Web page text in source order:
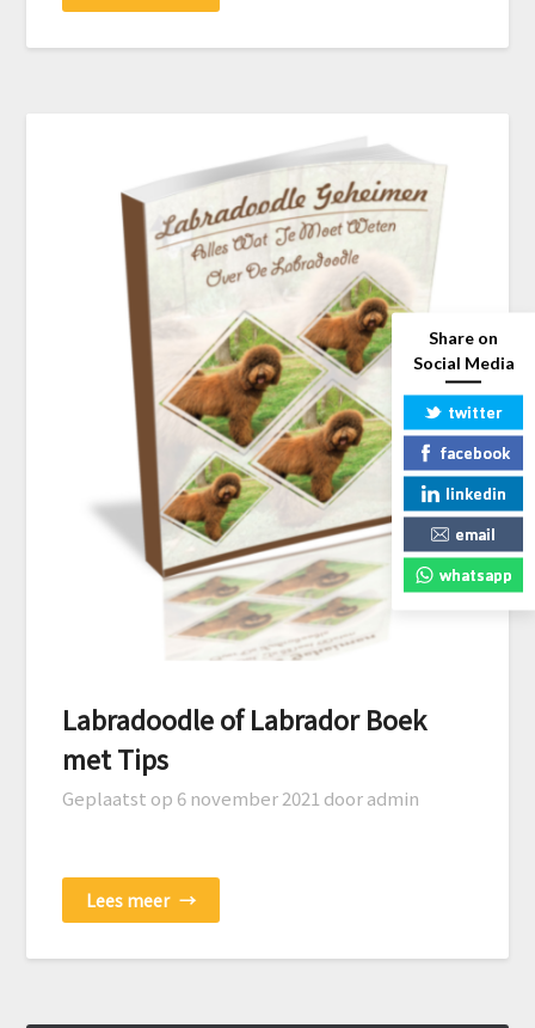
Labradoodle of Labrador Boek
met Tips
Geplaatst op 6 november 2021 door admin
Lees meer →
Share on
Social Media
twitter
facebook
linkedin
email
whatsapp